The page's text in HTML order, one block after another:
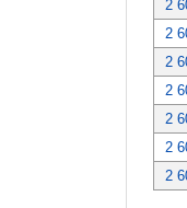
2
2
2
2
2
2
2